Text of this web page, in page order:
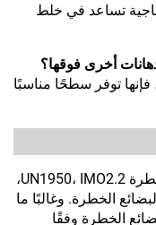
تساعد في خلط
فإنها توفر سطحًا مناسبًا
ينتمي إلى البضائع الخطرة UN1950، IMO2.2،
الخطرة. وغالبًا ما
الخطرة وفقًا